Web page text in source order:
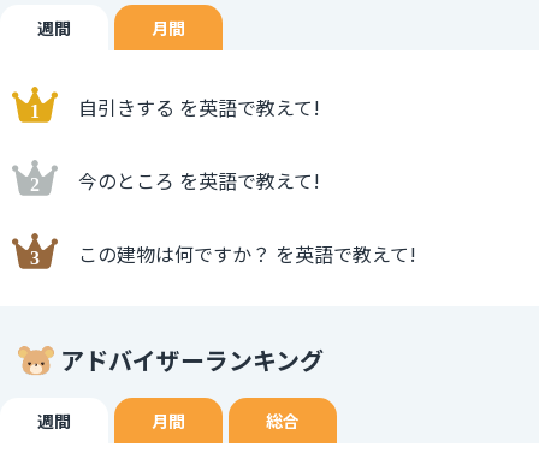
週間 月間
自引きする を英語で教えて!
今のところ を英語で教えて!
この建物は何ですか？ を英語で教えて!
アドバイザーランキング
週間 月間 総合